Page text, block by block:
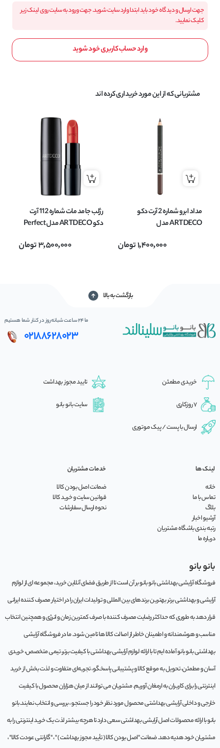
جهت ارسال و دیدگاه خود باید ابتدا وارد سایت شوید. جهت ورود به سایت روی لینک زیر
کلیک نمایید.
وارد حساب کاربری خود شوید
مشتریانی که از این مورد خریداری کرده اند
مداد ابرو شماره 2 آرت دکو
ARTDECO مدل
1,400,000تومان
رژلب جامد مات شماره 112 آرت
دکو ARTDECO مدل Perfect
3,500,000تومان
بازگشت به بالا
ما 24 ساعت شبانه‌روز در کنار شما هستیم
02188628023
خریدی مطمئن تایید مجوز بهداشت
7 روزکاری سایت بانو بانو
ارسال با پست / پیک موتوری
لینک ها
خانه
تماس با ما
بلاگ
آرشیو اخبار
رتبه بندی باشگاه مشتریان
درباره ما
خدمات مشتریان
ضمانت اصل بودن کالا
قوانین سایت و خرید کالا
نحوه ارسال سفارشات
بانو بانو
فروشگاه آرایشی بهداشتی بانو بانو بر آن است تا از طریق فضای آنلاین خرید، مجموعه‌ ای از لوازم
آرایشی و بهداشتی برتر بهترین برندهای بین المللی و تولیدات ایران را در اختیار مصرف کننده ایرانی
قرار دهد به طوری که حداکثر رضایت مصرف کننده با صرف کمترین زمان و انرژی و همچنین انتخاب
مناسب و هوشمندانه و اطمینان خاطر از اصالت کالا ها تامین شود. ما در فروشگاه آرایشی
بهداشتی بانو بانو آماده ایم تا با ارائه لوازم آرایشی بهداشتی با کیفیت برتر، تیمی متخصص، خریدی
آسان و مطمئن، تحویل به موقع کالا و پشتیبانی پاسخگو، تجربه‌ای متفاوت و لذت بخش از خرید
اینترنتی را برای کاربران به ارمغان آوریم. مشتريان می توانند از ميان هزاران محصول با کيفيت
خارجی و داخلی آرایشی بهداشتی محصول مورد نظر خود را جستجو ، بررسی و انتخاب نمايند.بانو
بانو با ارائه محصولات اصل آرایشی بهداشتی سعی دارد تا هرچه بیشتر لذت یک خرید اینترنتی را به
مشتریان خود هدیه دهد. ضمانت "اصل بودن کالا ( تأیید مجوز بهداشت ) " ، "گارانتی عودت کالا" ،